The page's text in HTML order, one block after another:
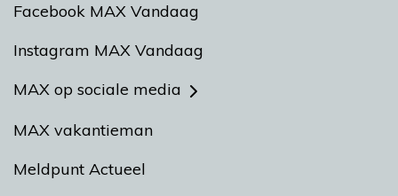
Facebook MAX Vandaag
Instagram MAX Vandaag
MAX op sociale media
MAX vakantieman
Meldpunt Actueel